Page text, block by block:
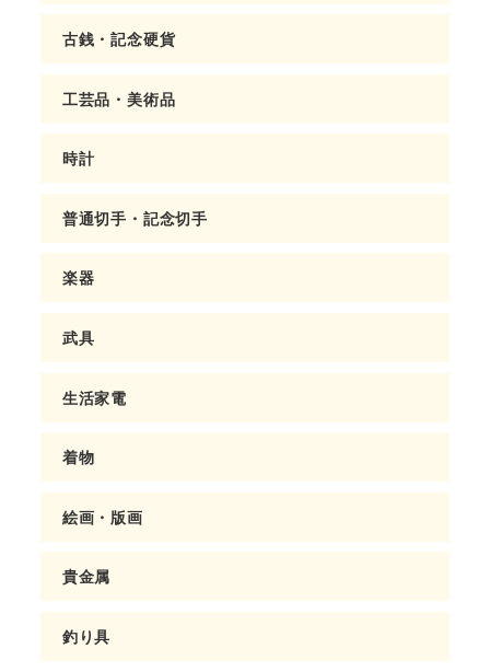
古銭・記念硬貨
工芸品・美術品
時計
普通切手・記念切手
楽器
武具
生活家電
着物
絵画・版画
貴金属
釣り具